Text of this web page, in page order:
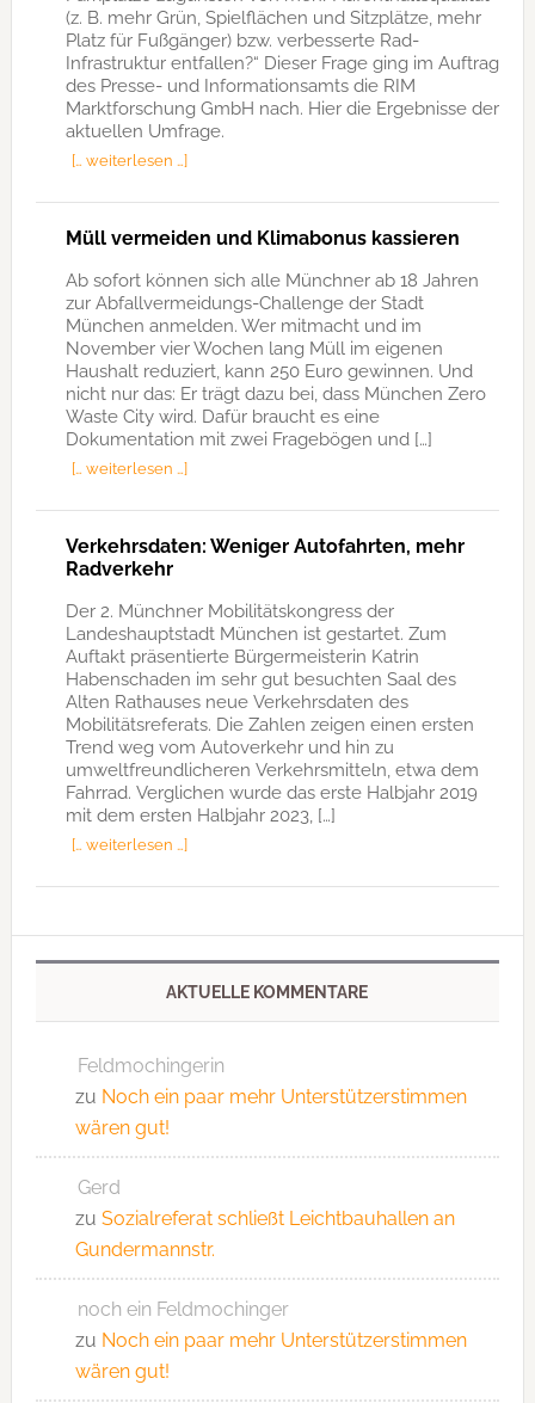
(z. B. mehr Grün, Spielflächen und Sitzplätze, mehr
Platz für Fußgänger) bzw. verbesserte Rad-
Infrastruktur entfallen?“ Dieser Frage ging im Auftrag
des Presse- und Informationsamts die RIM
Marktforschung GmbH nach. Hier die Ergebnisse der
aktuellen Umfrage.
[… weiterlesen …]
Müll vermeiden und Klimabonus kassieren
Ab sofort können sich alle Münchner ab 18 Jahren
zur Abfallvermeidungs-Challenge der Stadt
München anmelden. Wer mitmacht und im
November vier Wochen lang Müll im eigenen
Haushalt reduziert, kann 250 Euro gewinnen. Und
nicht nur das: Er trägt dazu bei, dass München Zero
Waste City wird. Dafür braucht es eine
Dokumentation mit zwei Fragebögen und […]
[… weiterlesen …]
Verkehrsdaten: Weniger Autofahrten, mehr
Radverkehr
Der 2. Münchner Mobilitätskongress der
Landeshauptstadt München ist gestartet. Zum
Auftakt präsentierte Bürgermeisterin Katrin
Habenschaden im sehr gut besuchten Saal des
Alten Rathauses neue Verkehrsdaten des
Mobilitätsreferats. Die Zahlen zeigen einen ersten
Trend weg vom Autoverkehr und hin zu
umweltfreundlicheren Verkehrsmitteln, etwa dem
Fahrrad. Verglichen wurde das erste Halbjahr 2019
mit dem ersten Halbjahr 2023, […]
[… weiterlesen …]
AKTUELLE KOMMENTARE
Feldmochingerin
zu Noch ein paar mehr Unterstützerstimmen
wären gut!
Gerd
zu Sozialreferat schließt Leichtbauhallen an
Gundermannstr.
noch ein Feldmochinger
zu Noch ein paar mehr Unterstützerstimmen
wären gut!